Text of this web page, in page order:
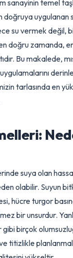
yem sanayinin
doğruya
su vermek
en doğru
Bu
uygulamalarını
tarlasında
suya
neden olabilir.
hücre turgor
bir
gibi birçok